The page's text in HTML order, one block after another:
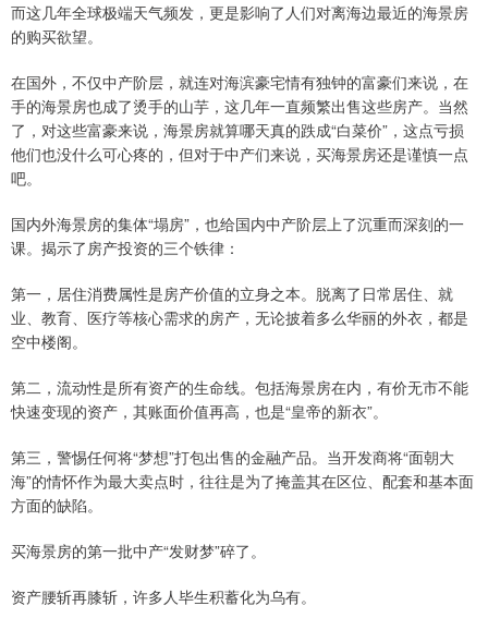
而这几年全球极端天气频发，更是影响了人们对离海边最近的海景房
的购买欲望。
在国外，不仅中产阶层，就连对海滨豪宅情有独钟的富豪们来说，在
手的海景房也成了烫手的山芋，这几年一直频繁出售这些房产。当然
了，对这些富豪来说，海景房就算哪天真的跌成“白菜价”，这点亏损
他们也没什么可心疼的，但对于中产们来说，买海景房还是谨慎一点
吧。
国内外海景房的集体“塌房”，也给国内中产阶层上了沉重而深刻的一
课。揭示了房产投资的三个铁律：
第一，居住消费属性是房产价值的立身之本。脱离了日常居住、就
业、教育、医疗等核心需求的房产，无论披着多么华丽的外衣，都是
空中楼阁。
第二，流动性是所有资产的生命线。包括海景房在内，有价无市不能
快速变现的资产，其账面价值再高，也是“皇帝的新衣”。
第三，警惕任何将“梦想”打包出售的金融产品。当开发商将“面朝大
海”的情怀作为最大卖点时，往往是为了掩盖其在区位、配套和基本面
方面的缺陷。
买海景房的第一批中产“发财梦”碎了。
资产腰斩再膝斩，许多人毕生积蓄化为乌有。